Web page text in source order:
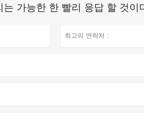
가능한 한 빨리 응답 할 것이